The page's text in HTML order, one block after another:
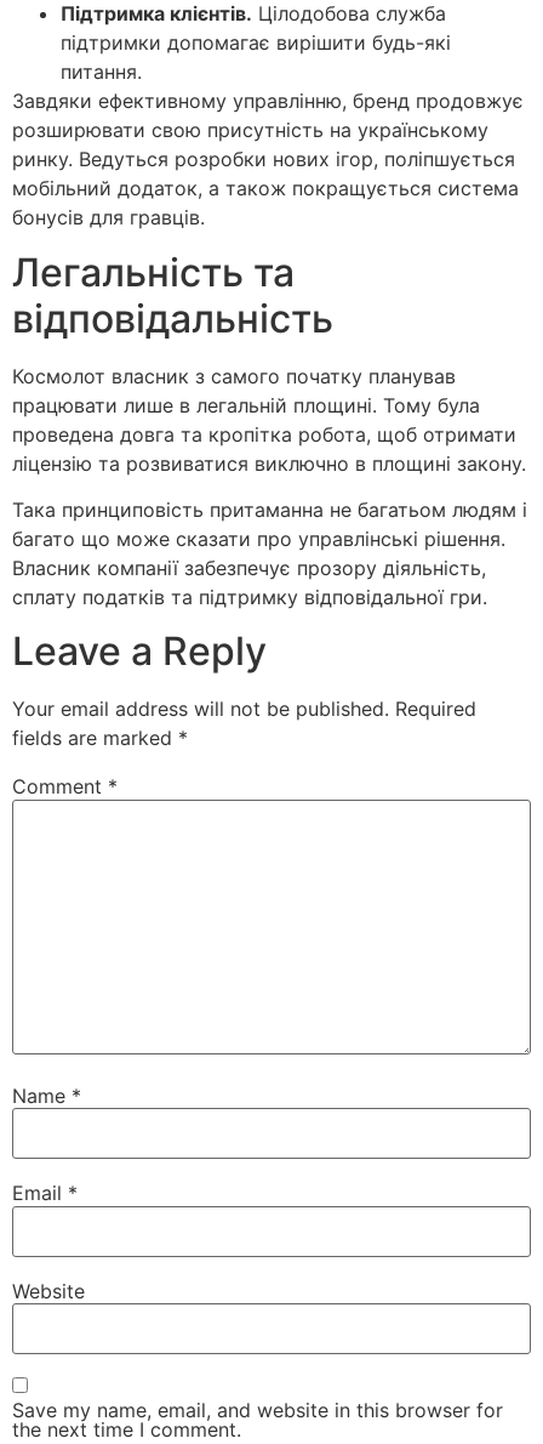
Підтримка клієнтів. Цілодобова служба
підтримки допомагає вирішити будь-які
питання.
Завдяки ефективному управлінню, бренд продовжує
розширювати свою присутність на українському
ринку. Ведуться розробки нових ігор, поліпшується
мобільний додаток, а також покращується система
бонусів для гравців.
Легальність та
відповідальність
Космолот власник з самого початку планував
працювати лише в легальній площині. Тому була
проведена довга та кропітка робота, щоб отримати
ліцензію та розвиватися виключно в площині закону.
Така принциповість притаманна не багатьом людям і
багато що може сказати про управлінські рішення.
Власник компанії забезпечує прозору діяльність,
сплату податків та підтримку відповідальної гри.
Leave a Reply
Your email address will not be published. Required
fields are marked *
Comment *
Name *
Email *
Website
Save my name, email, and website in this browser for
the next time I comment.